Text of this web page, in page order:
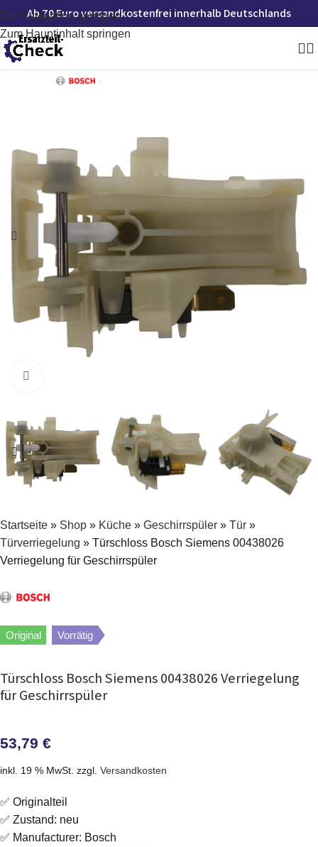
Zur Navigation springen
Zum Hauptinhalt springen
Ab 70 Euro versandkostenfrei innerhalb Deutschlands
Startseite » Shop » Küche » Geschirrspüler » Tür »
Türverriegelung » Türschloss Bosch Siemens 00438026
Verriegelung für Geschirrspüler
Original Vorrätig
Türschloss Bosch Siemens 00438026 Verriegelung
für Geschirrspüler
53,79 €
inkl. 19 % MwSt. zzgl. Versandkosten
✅ Originalteil
✅ Zustand: neu
✅ Manufacturer: Bosch